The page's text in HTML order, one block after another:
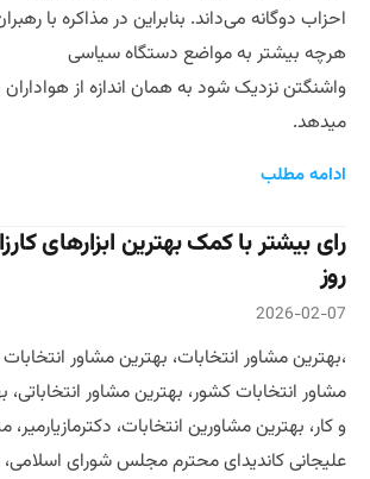
احزاب دوگانه می‌داند. بنابراین در مذاکره با
هرچه بیشتر به مواضع دستگاه سیاسی
واشنگتن نزدیک شود به همان اندازه از
میدهد.
ادامه مطلب
رای بیشتر با کمک بهترین ابزارهای
روز
2026-02-07
،بهترین مشاور انتخابات، بهترین مشاور انتخابات
مشاور انتخابات کشور، بهترین مشاور
و کار، بهترین مشاورین انتخابات،
علیجانی کاندیدای محترم مجلس شورای اسلامی،